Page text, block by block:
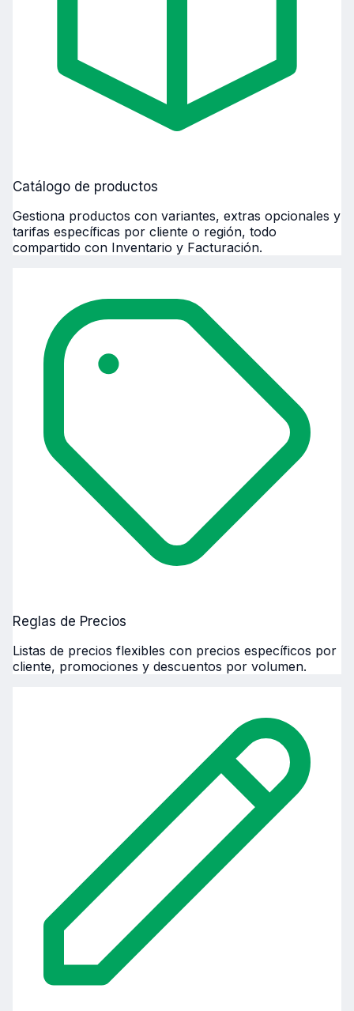
Catálogo de productos
Gestiona productos con variantes, extras opcionales y
tarifas específicas por cliente o región, todo
compartido con Inventario y Facturación.
Reglas de Precios
Listas de precios flexibles con precios específicos por
cliente, promociones y descuentos por volumen.